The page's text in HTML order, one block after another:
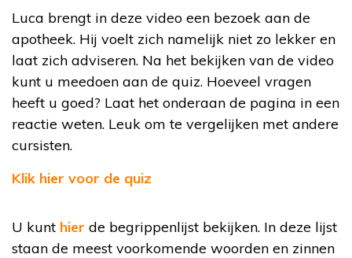
Luca brengt in deze video een bezoek aan de
apotheek. Hij voelt zich namelijk niet zo lekker en
laat zich adviseren. Na het bekijken van de video
kunt u meedoen aan de quiz. Hoeveel vragen
heeft u goed? Laat het onderaan de pagina in een
reactie weten. Leuk om te vergelijken met andere
cursisten.
Klik hier voor de quiz
U kunt hier de begrippenlijst bekijken. In deze lijst
staan de meest voorkomende woorden en zinnen